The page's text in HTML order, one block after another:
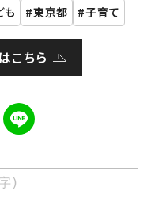
も 東京都 子育て
こちら